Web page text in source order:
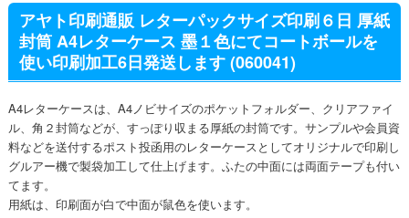
アヤト印刷通販 レターパックサイズ印刷６日 厚紙
封筒 A4レターケース 墨１色にてコートボールを
使い印刷加工6日発送します (060041)
A4レターケースは、A4ノビサイズのポケットフォルダー、クリアファイ
ル、角２封筒などが、すっぽり収まる厚紙の封筒です。サンプルや会員資
料などを送付するポスト投函用のレターケースとしてオリジナルで印刷し
グルアー機で製袋加工して仕上げます。ふたの中面には両面テープも付い
てます。
用紙は、印刷面が白で中面が鼠色を使います。